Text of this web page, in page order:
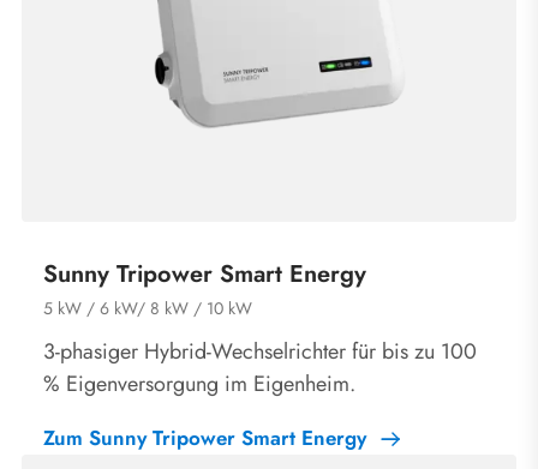
Sunny Tripower Smart Energy
5 kW / 6 kW/ 8 kW / 10 kW
3-phasiger Hybrid-Wechselrichter für bis zu 100
% Eigenversorgung im Eigenheim.
Zum Sunny Tripower Smart Energy